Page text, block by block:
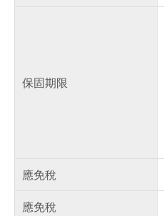
保固期限
應免稅
應免稅